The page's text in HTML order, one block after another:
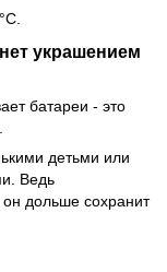
украшением
батареи - это
детьми или
Ведь
он дольше сохранит